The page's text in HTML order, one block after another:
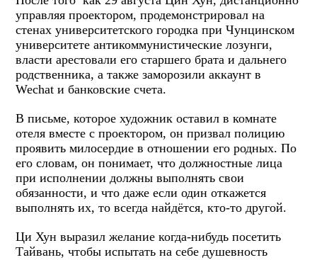
управляя проектором, продемонстрировал на
стенах университетского городка при Чунцинском
университете антикоммунистические лозунги,
власти арестовали его старшего брата и дальнего
родственника, а также заморозили аккаунт в
Wechat и банковские счета.
В письме, которое художник оставил в комнате
отеля вместе с проектором, он призвал полицию
проявить милосердие в отношении его родных. По
его словам, он понимает, что должностные лица
при исполнении должны выполнять свои
обязанности, и что даже если один откажется
выполнять их, то всегда найдётся, кто-то другой.
Ци Хун выразил желание когда-нибудь посетить
Тайвань, чтобы испытать на себе душевность